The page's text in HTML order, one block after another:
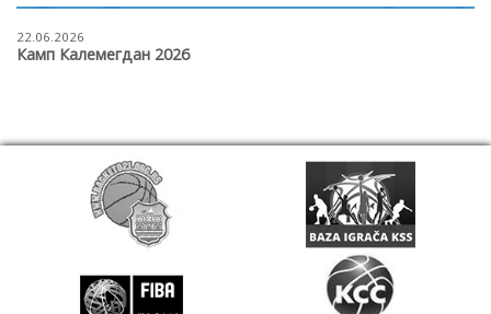
22.06.2026
Камп Калемегдан 2026